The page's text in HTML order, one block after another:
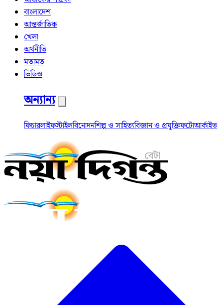
বাংলাদেশ
আন্তর্জাতিক
খেলা
অর্থনীতি
মতামত
ভিডিও
অন্যান্য
ফিচারলাইফস্টাইলবিনোদনশিল্প ও সাহিত্যবিজ্ঞান ও প্রযুক্তিফটোআর্কাইভ